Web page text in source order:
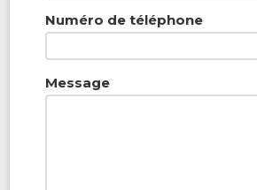
Numéro de téléphone
Message